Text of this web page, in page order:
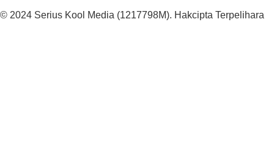
© 2024 Serius Kool Media (1217798M). Hakcipta Terpelihara